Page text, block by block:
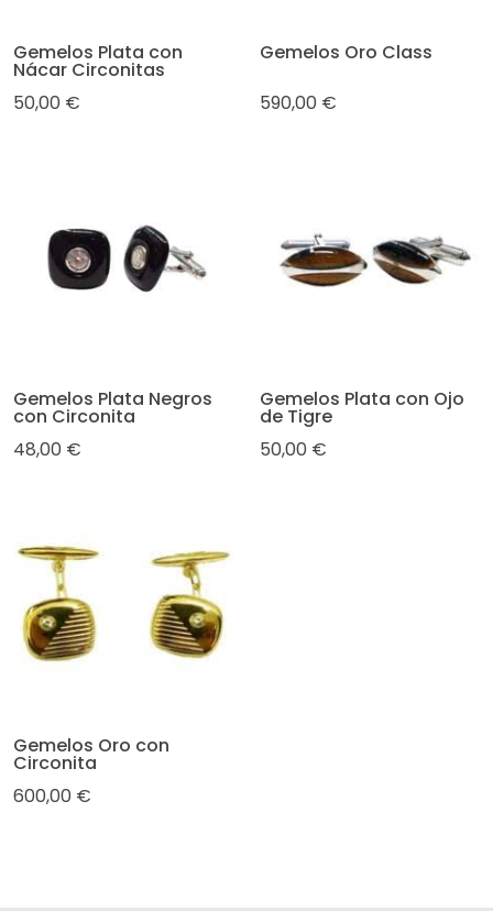
Gemelos Plata con
Nácar Circonitas
50,00 €
Gemelos Oro Class
590,00 €
Gemelos Plata Negros
con Circonita
48,00 €
Gemelos Plata con Ojo
de Tigre
50,00 €
Gemelos Oro con
Circonita
600,00 €